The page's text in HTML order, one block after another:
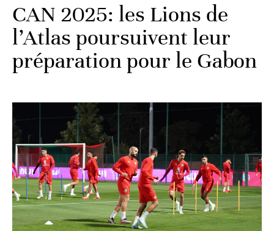
CAN 2025: les Lions de
l’Atlas poursuivent leur
préparation pour le Gabon